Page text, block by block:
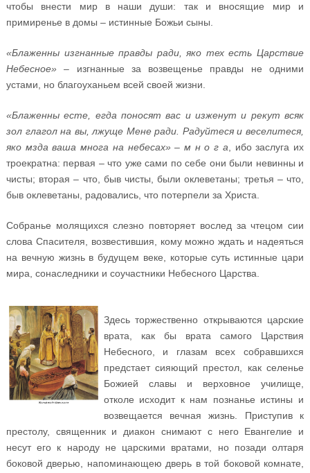
чтобы внести мир в наши души: так и вносящие мир и
примиренье в домы – истинные Божьи сыны.
«Блаженны изгнанные правды ради, яко тех есть Царствие
Небесное» – изгнанные за возвещенье правды не одними
устами, но благоуханьем всей своей жизни.
«Блаженны есте, егда поносят вас и изженут и рекут всяк
зол глагол на вы, лжуще Мене ради. Радуйтеся и веселитеся,
яко мзда ваша многа на небесах» –м н о г а , ибо заслуга их
троекратна: первая – что уже сами по себе они были невинны и
чисты; вторая – что, быв чисты, были оклеветаны; третья – что,
быв оклеветаны, радовались, что потерпели за Христа.
Собранье молящихся слезно повторяет вослед за чтецом сии
слова Спасителя, возвестившия, кому можно ждать и надеяться
на вечную жизнь в будущем веке, которые суть истинные цари
мира, сонаследники и соучастники Небесного Царства.
Здесь торжественно открываются царские
врата, как бы врата самого Царствия
Небесного, и глазам всех собравшихся
предстает сияющий престол, как селенье
Божией славы и верховное училище,
отколе исходит к нам познанье истины и
возвещается вечная жизнь. Приступив к
престолу, священник и диакон снимают с него Евангелие и
несут его к народу не царскими вратами, но позади олтаря
боковой дверью, напоминающею дверь в той боковой комнате,